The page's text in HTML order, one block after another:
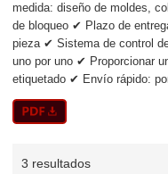
medida: diseño de moldes,
de bloqueo ✔ Plazo de
pieza ✔ Sistema de control
uno por uno ✔ Proporcionar
etiquetado ✔ Envío rápido:
3 resultados